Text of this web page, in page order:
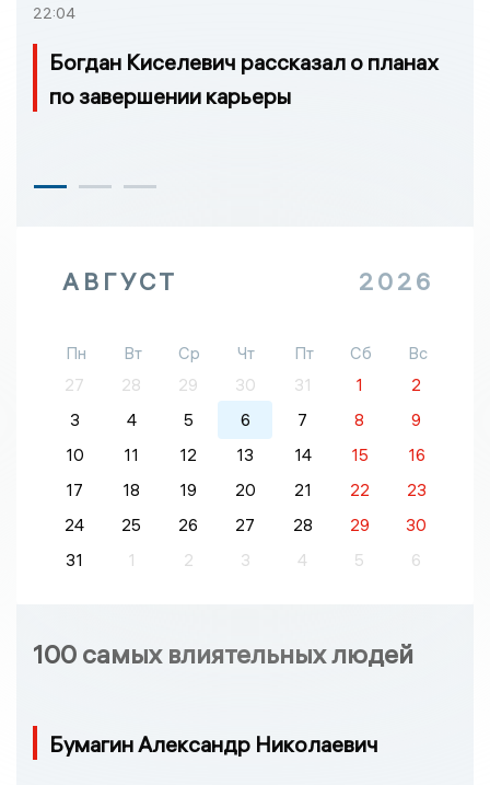
22:04
Богдан Киселевич рассказал о планах
по завершении карьеры
АВГУСТ 2026
Пн Вт Ср Чт Пт Сб
Вс
27
28 29 30 31 1
2
3
4 5 6 7 8
9
10
11 12 13 14 15
16
17
18 19 20 21 22
23
24
25 26 27 28 29
30
31
1 2 3 4 5 6
100 самых влиятельных людей
Бумагин Александр Николаевич